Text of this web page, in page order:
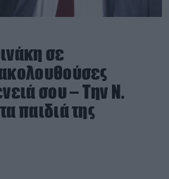
σε
σου – Την Ν.
παιδιά της